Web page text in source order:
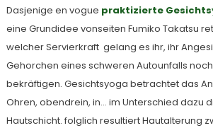
Dasjenige en vogue praktizierte
eine Grundidee vonseiten Fumiko Takatsu
welcher Servierkraft gelang es ihr, ihr
Gehorchen eines schweren Autounfalls
bekräftigen. Gesichtsyoga betrachtet das
Ohren, obendrein, in… im Unterschied dazu
Hautschicht. folglich resultiert Hautalterung